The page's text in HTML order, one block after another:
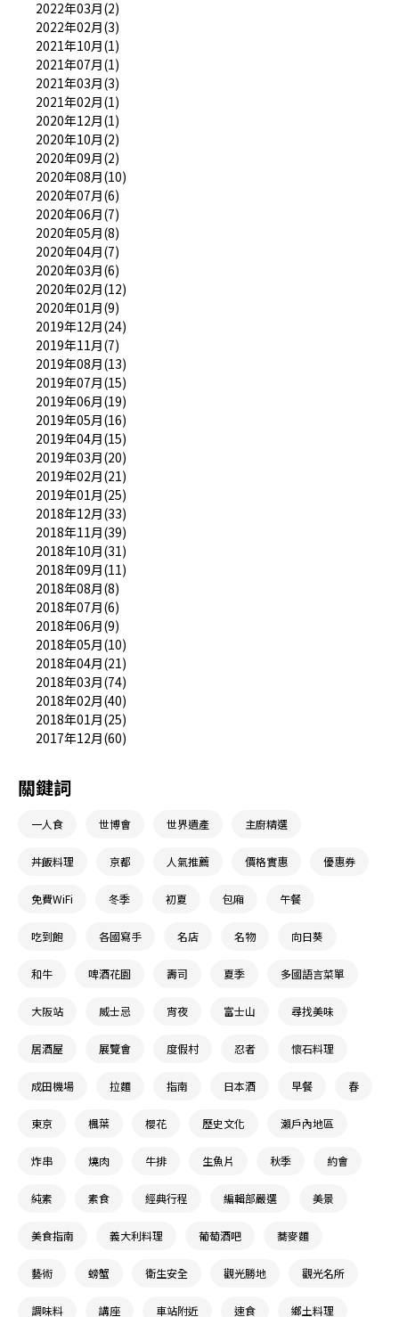
2022年03月(2)
2022年02月(3)
2021年10月(1)
2021年07月(1)
2021年03月(3)
2021年02月(1)
2020年12月(1)
2020年10月(2)
2020年09月(2)
2020年08月(10)
2020年07月(6)
2020年06月(7)
2020年05月(8)
2020年04月(7)
2020年03月(6)
2020年02月(12)
2020年01月(9)
2019年12月(24)
2019年11月(7)
2019年08月(13)
2019年07月(15)
2019年06月(19)
2019年05月(16)
2019年04月(15)
2019年03月(20)
2019年02月(21)
2019年01月(25)
2018年12月(33)
2018年11月(39)
2018年10月(31)
2018年09月(11)
2018年08月(8)
2018年07月(6)
2018年06月(9)
2018年05月(10)
2018年04月(21)
2018年03月(74)
2018年02月(40)
2018年01月(25)
2017年12月(60)
關鍵詞
一人食 世博會 世界遺產 主廚精選
丼飯料理 京都 人氣推薦 價格實惠 優惠券
免費WiFi 冬季 初夏 包廂 午餐
吃到飽 各國寫手 名店 名物 向日葵
和牛 啤酒花園 壽司 夏季 多國語言菜單
大阪站 威士忌 宵夜 富士山 尋找美味
居酒屋 展覽會 度假村 忍者 懷石料理
成田機場 拉麵 指南 日本酒 早餐 春
東京 楓葉 櫻花 歷史文化 瀨戶內地區
炸串 燒肉 牛排 生魚片 秋季 約會
純素 素食 經典行程 編輯部嚴選 美景
美食指南 義大利料理 葡萄酒吧 蕎麥麵
藝術 螃蟹 衛生安全 觀光勝地 觀光名所
調味料 講座 車站附近 速食 鄉土料理